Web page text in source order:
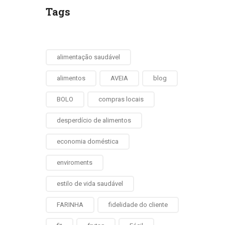
Tags
alimentação saudável
alimentos AVEIA blog
BOLO compras locais
desperdício de alimentos
economia doméstica
enviroments
estilo de vida saudável
FARINHA fidelidade do cliente